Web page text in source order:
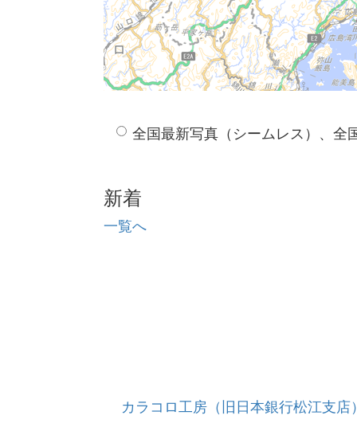
全国最新写真（シームレス）、全
新着
一覧へ
カラコロ工房（旧日本銀行松江支店